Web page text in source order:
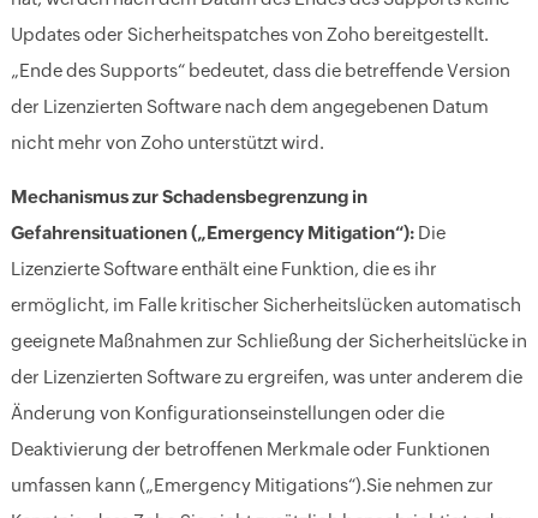
Updates oder Sicherheitspatches von Zoho bereitgestellt.
„Ende des Supports“ bedeutet, dass die betreffende Version
der Lizenzierten Software nach dem angegebenen Datum
nicht mehr von Zoho unterstützt wird.
Mechanismus zur Schadensbegrenzung in
Gefahrensituationen („Emergency Mitigation“): Die
Lizenzierte Software enthält eine Funktion, die es ihr
ermöglicht, im Falle kritischer Sicherheitslücken automatisch
geeignete Maßnahmen zur Schließung der Sicherheitslücke in
der Lizenzierten Software zu ergreifen, was unter anderem die
Änderung von Konfigurationseinstellungen oder die
Deaktivierung der betroffenen Merkmale oder Funktionen
umfassen kann („Emergency Mitigations“).Sie nehmen zur